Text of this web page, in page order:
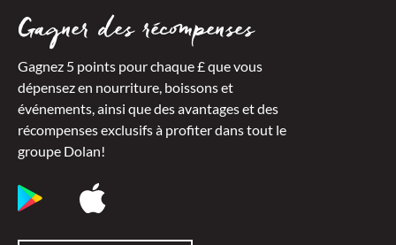
Gagner des récompenses
Gagnez 5 points pour chaque £ que vous
dépensez en nourriture, boissons et
événements, ainsi que des avantages et des
récompenses exclusifs à profiter dans tout le
groupe Dolan!